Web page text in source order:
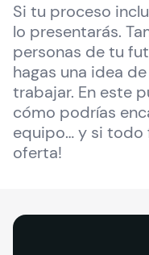
Si tu proceso
lo presentarás.
personas de tu
hagas una idea
trabajar. En este
cómo podrías
equipo… y si todo
oferta!